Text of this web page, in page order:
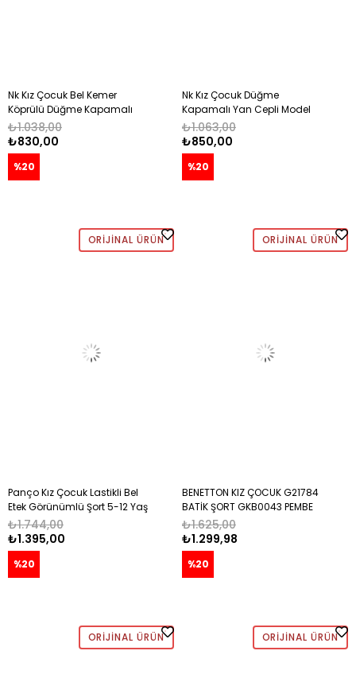
Nk Kız Çocuk Bel Kemer
Köprülü Düğme Kapamalı
Asimetrik Kesim Şort 8-14 Yaş
CORAL
₺830,00
₺1.038,00
%20
Nk Kız Çocuk Düğme
Kapamalı Yan Cepli Model
Pileli Şort 8-14 Yaş KREM
₺850,00
₺1.063,00
%20
ORIJINAL ÜRÜN
Panço Kız Çocuk Lastikli Bel
Etek Görünümlü Şort 5-12 Yaş
KIRMIZI
₺1.395,00
₺1.744,00
%20
ORIJINAL ÜRÜN
BENETTON KIZ ÇOCUK G21784
BATİK ŞORT GKB0043 PEMBE
₺1.299,98
₺1.625,00
%20
ORIJINAL ÜRÜN ORIJINAL ÜRÜN